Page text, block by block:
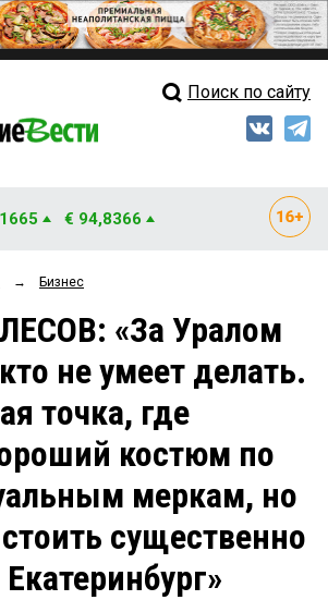
Свежий выпуск
Рейтинги
Блоги
Архив
Поиск по сайту
€ 94,8366
→ Бизнес
«За Уралом
не умеет делать.
точка, где
костюм по
меркам, но
существенно